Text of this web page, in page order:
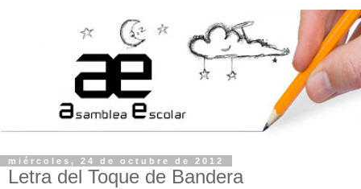
miércoles, 24 de octubre de 2012
Letra del Toque de Bandera